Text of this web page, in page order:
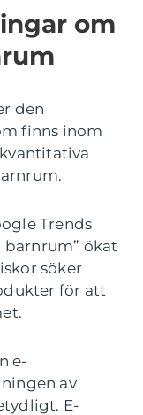
om
den
finns inom
Trends
ökat
söker
för att
e-
av
E-